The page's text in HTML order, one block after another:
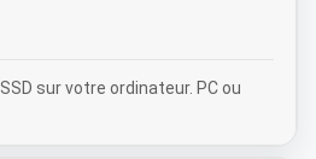
sur votre ordinateur. PC ou